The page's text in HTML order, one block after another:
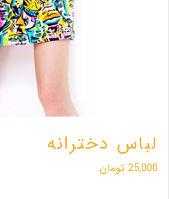
لباس دخترانه
25,000 تومان